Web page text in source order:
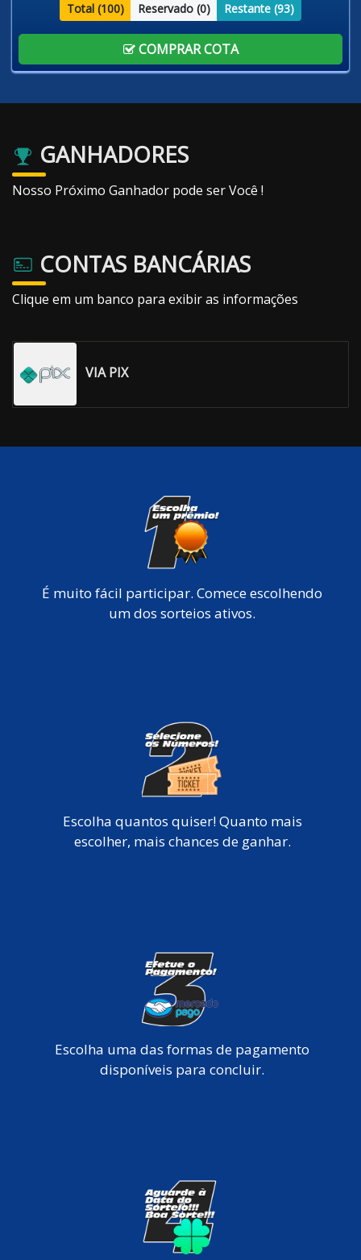
Total (100) Reservado (0) Restante (93)
COMPRAR COTA
GANHADORES
Nosso Próximo Ganhador pode ser Você !
CONTAS BANCÁRIAS
Clique em um banco para exibir as informações
VIA PIX
É muito fácil participar. Comece escolhendo
um dos sorteios ativos.
Escolha quantos quiser! Quanto mais
escolher, mais chances de ganhar.
Escolha uma das formas de pagamento
disponíveis para concluir.